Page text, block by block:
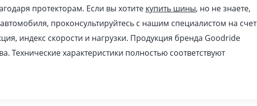
протекторам. Если вы хотите купить шины, но не знаете,
проконсультируйтесь с нашим специалистом на счет
индекс скорости и нагрузки. Продукция бренда Goodride
Технические характеристики полностью соответствуют